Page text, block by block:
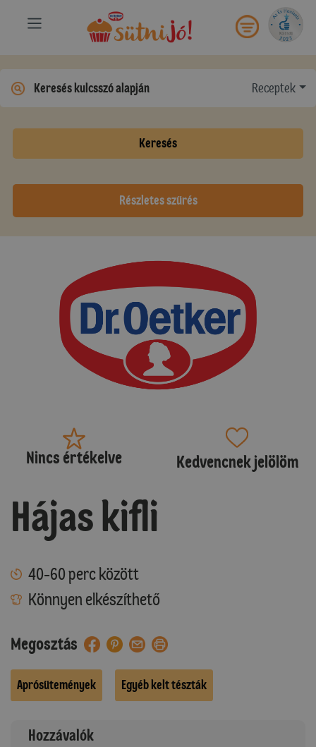
Receptek
Keresés
Részletes szűrés
Nincs értékelve Kedvencnek jelölöm
Hájas kifli
40-60 perc között
Könnyen elkészíthető
Megosztás
Aprósütemények Egyéb kelt tészták
Hozzávalók